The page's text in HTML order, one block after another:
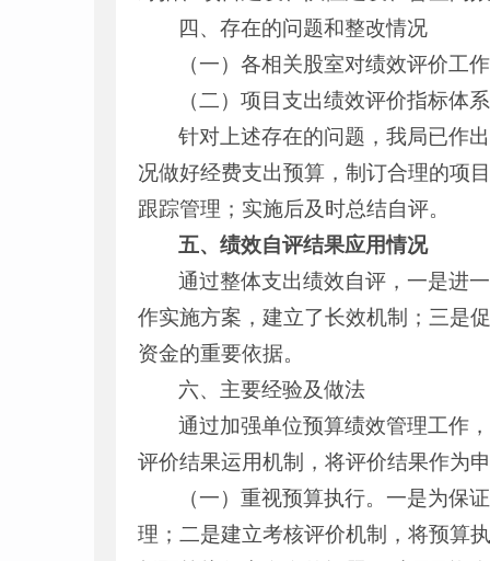
四、存在的问题和整改情况
（一）各相关股室对绩效评价工
（二）项目支出绩效评价指标体
针对上述存在的问题，我局已作
况做好经费支出预算，制订合理的项
跟踪管理；实施后及时总结自评。
五、绩效自评结果应用情况
通过整体支出绩效自评，一是进
作实施方案，建立了长效机制；三是
资金的重要依据。
六、主要经验及做法
通过加强单位预算绩效管理工作
评价结果运用机制，将评价结果作为
（一）重视预算执行。一是为保
理；二是建立考核评价机制，将预算